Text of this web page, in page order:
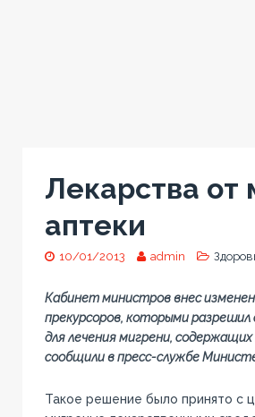
Лекарства от
аптеки
10/01/2013 admin
Кабинет министров внес
прекурсоров, которыми
для лечения мигрени,
сообщили в пресс-службе
Такое решение было принято с